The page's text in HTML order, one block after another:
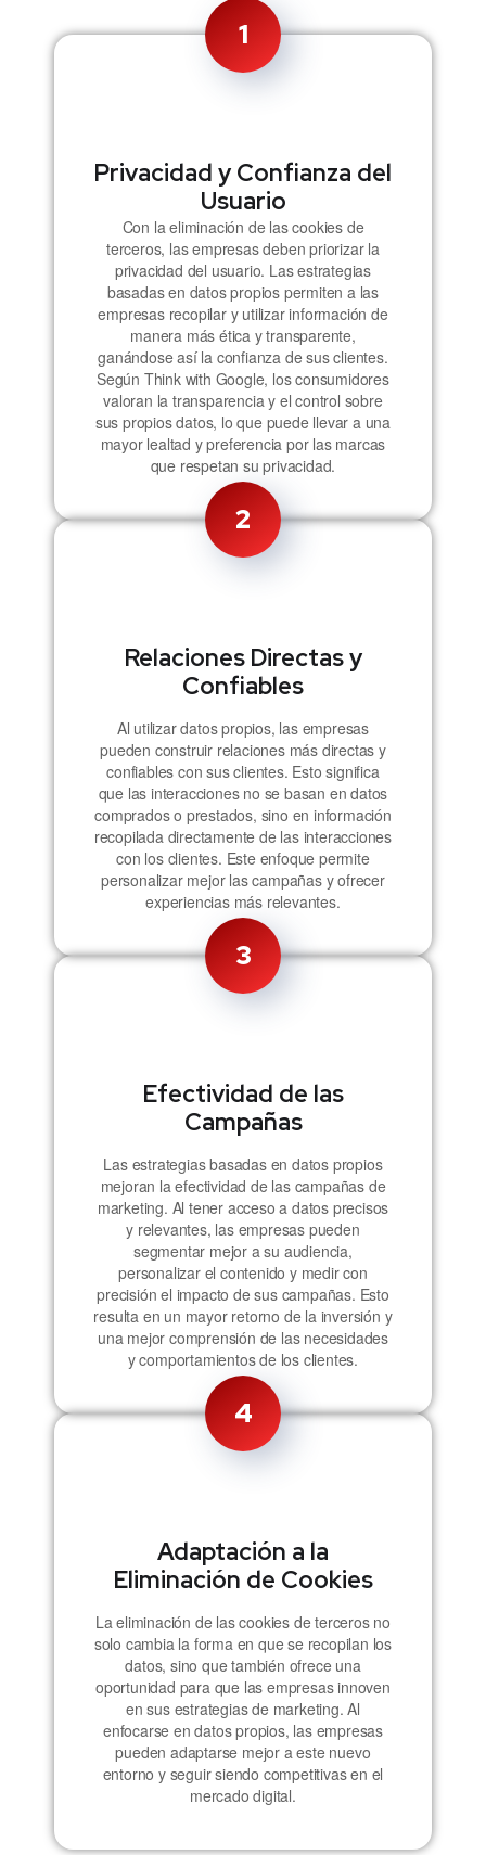
1
Privacidad y Confianza del
Usuario
Con la eliminación de las cookies de
terceros, las empresas deben priorizar la
privacidad del usuario. Las estrategias
basadas en datos propios permiten a las
empresas recopilar y utilizar información de
manera más ética y transparente,
ganándose así la confianza de sus clientes.
Según Think with Google, los consumidores
valoran la transparencia y el control sobre
sus propios datos, lo que puede llevar a una
mayor lealtad y preferencia por las marcas
que respetan su privacidad​​.
2
Relaciones Directas y
Confiables
Al utilizar datos propios, las empresas
pueden construir relaciones más directas y
confiables con sus clientes. Esto significa
que las interacciones no se basan en datos
comprados o prestados, sino en información
recopilada directamente de las interacciones
con los clientes. Este enfoque permite
personalizar mejor las campañas y ofrecer
experiencias más relevantes​​.
3
Efectividad de las
Campañas
Las estrategias basadas en datos propios
mejoran la efectividad de las campañas de
marketing. Al tener acceso a datos precisos
y relevantes, las empresas pueden
segmentar mejor a su audiencia,
personalizar el contenido y medir con
precisión el impacto de sus campañas. Esto
resulta en un mayor retorno de la inversión y
una mejor comprensión de las necesidades
y comportamientos de los clientes.
4
Adaptación a la
Eliminación de Cookies
La eliminación de las cookies de terceros no
solo cambia la forma en que se recopilan los
datos, sino que también ofrece una
oportunidad para que las empresas innoven
en sus estrategias de marketing. Al
enfocarse en datos propios, las empresas
pueden adaptarse mejor a este nuevo
entorno y seguir siendo competitivas en el
mercado digital.